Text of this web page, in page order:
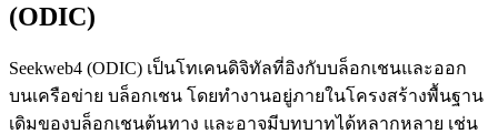
เป็นเทรดเดอร์คัดลอก
เพลิดเพลินกับการแบ่งปันผลกำไรและค่าคอมมิชชั่นการคัด
ลอกการซื้อขาย
(ODIC)
Seekweb4 (ODIC) เป็นโทเคนดิจิทัลที่อิงกับบล็อกเชนและออก
บนเครือข่าย บล็อกเชน โดยทำงานอยู่ภายในโครงสร้างพื้นฐาน
เดิมของบล็อกเชนต้นทาง และอาจมีบทบาทได้หลากหลาย เช่น